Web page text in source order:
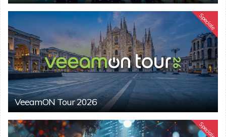
Speciale
VeeamON Tour 2026
Speciale